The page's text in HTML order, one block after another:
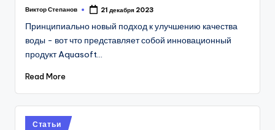
Posted
Виктор Степанов 21 декабря 2023
Принципиально новый подход к улучшению качества
воды - вот что представляет собой инновационный
продукт Aquasoft…
Read More
Posted
Статьи